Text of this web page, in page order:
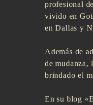
profesional
vivido en
en Dallas y
Además de
de mudanza,
brindado el
En su blog